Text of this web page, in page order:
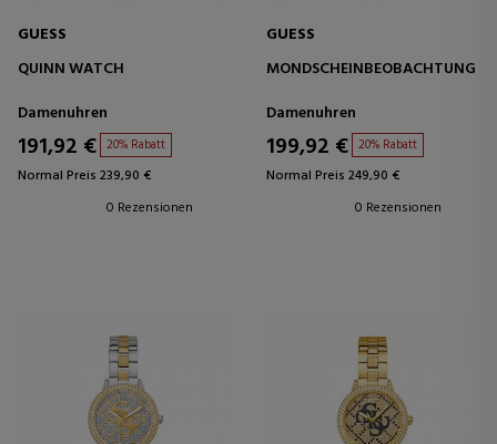
GUESS
QUINN WATCH
Damenuhren
191,92 € 20% Rabatt
Normal Preis 239,90 €
0 Rezensionen
GUESS
MONDSCHEINBEOBACHTUNG
Damenuhren
199,92 € 20% Rabatt
Normal Preis 249,90 €
0 Rezensionen